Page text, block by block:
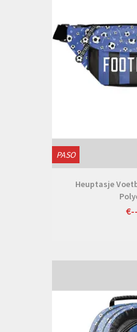
PASO
Heuptasje